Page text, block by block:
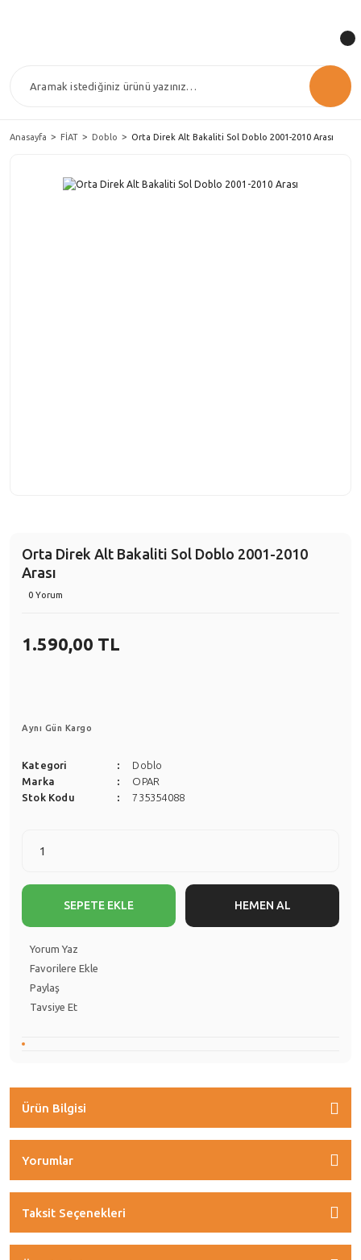
Anasayfa FİAT Doblo Orta Direk Alt Bakaliti Sol Doblo 2001-2010 Arası
Orta Direk Alt Bakaliti Sol Doblo 2001-2010
Arası
0 Yorum
1.590,00 TL
Aynı Gün Kargo
Kategori
Doblo
Marka
OPAR
Stok Kodu
735354088
SEPETE EKLE HEMEN AL
Yorum Yaz
Paylaş
Tavsiye Et
Ürün Bilgisi
Yorumlar
Taksit Seçenekleri